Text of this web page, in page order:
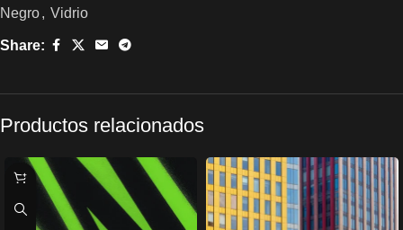
Negro, Vidrio
Share:
Productos relacionados